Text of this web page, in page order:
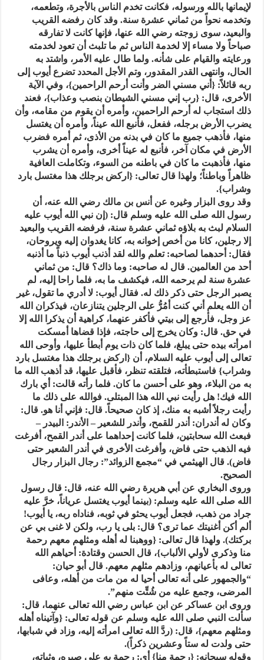
لإيمانها بالله ورسوله، فكانت تخدم الناس بالأجرة، وتطعمه،
وتخدمه نحواً من ثماني عشرة سنة. وقد كان رفضه القريب
والبعيد، سوى زوجته رضي الله عنها، فإنها كانت لا تفارقه
صباحاً ولا مساء إلا لخدمة الناس ثم ما تلبث أن تعود لخدمته
ورعايته والقيام على شأنه. ولما طال عليه الأمر، واشتد به
الحال، وانتهى القدر المقدور، وتم الأجل المحدد تضرع أيوب إلى
ربه قائلاً: {أني مسني الضر وأنت أرحم الراحمين}، وفي الآية
الأخرى، قال: {رب إني مسني الشيطان بنصب وعذاب}، فعند
ذلك استجاب له أرحم الراحمين، وأمره أن يقوم من مقامه، وأن
يضرب الأرض برجله، ففعل، فأنبع الله عيناً، وأمره أن يغتسل
منها، فأذهب جميع ما كان في بدنه من الأذى، ثم أمره فضرب
الأرض في مكان آخر، فأنبع له عيناً أخرى، وأمره أن يشرب
منها، فأذهبت ما كان في باطنه من السوء، وتكاملت العافية
ظاهراً وباطناً؛ ولهذا قال تعالى: {اركض برجلك هذا مغتسل بارد
وشراب}.
وقد روى البزار وغيره عن أنس بن مالك رضي الله عنه، أن
رسول الله صلى الله عليه وسلم قال: (إن نبي الله أيوب عليه
السلام لبث به بلاؤه ثماني عشرة سنة، فرفضه القريب والبعيد
إلا رجلين، كانا من أخص إخوانه به، كانا يغدوان إليه ويروحان،
فقال: أحدهما لصاحبه: تعلم والله لقد أذنب أيوب ذنباً ما أذنبه
أحد من العالمين. قال له صاحبه: وما ذاك؟ قال: من ثماني
عشرة سنة لم يرحمه الله، فيكشف ما به، فلما راحا إليه، لم
يصبر الرجل حتى ذكر ذلك له. فقال أيوب: لا أدري ما تقول، غير
أن الله يعلم أني كنت أمُرُّ على الرجلين يتنازعان، فيذكران الله
عز وجل، فأرجع إلى بيتي فأكفر عنهما، كراهية أن يذكرا الله إلا
في حق. قال: وكان يخرج إلى حاجته، فإذا قضاها أمسكت
امرأته بيده حتى يبلغ، فلما كان ذات يوم أبطأ عليها، وأوحى الله
تعالى إلى أيوب عليه السلام، أن {اركض برجلك هذا مغتسل بارد
وشراب} فاستبطأته، فتلقته تنظر، فأقبل عليها، قد أذهب الله ما
به من البلاء، وهو على أحسن ما كان. فلما رأته قالت: أي بارك
الله فيك! هل رأيت نبي الله هذا المبتلى. فوالله على ذلك ما
رأيت رجلاً أشبه به منك، إذ كان صحيحاً. قال: فإني أنا هو. قال:
وكان له أندران: أندر للقمح، وأندر للشعير – الأندر: البيدر –
فبعث الله سحابتين، فلما كانت إحداهما على أندر القمح، أفرغت
فيه الذهب حتى فاض، وأفرغت الأخرى في أندر الشعير حتى
فاض). قال الهيثمي في “مجمع الزوائد”: رجال البزار رجال
الصحيح.
وروى البخاري عن أبي هريرة رضي الله عنه، قال: قال رسول
الله صلى الله عليه وسلم: (بينما أيوب يغتسل عرياناً، خرَّ عليه
جراد من ذهب، فجعل أيوب يحثو في ثوبه، فناداه ربه، يا أيوب!
ألم أكن أغنيتك عما ترى؟ قال: بلى يا رب، ولكن لا غنى بي عن
بركتك). ولهذا قال تعالى: {ووهبنا له أهله ومثلهم معهم رحمة
منا وذكرى لأولي الألباب}، قال الحسن وقتادة: أحياهم الله
تعالى له بأعيانهم، وزادهم مثلهم معهم. قال أبو حيان:
“والجمهور على أنه تعالى أحيا له من مات من أهله، وعافى
المرضى، وجمع عليه من شُتِّت منهم”.
وروى ابن عساكر عن ابن عباس رضي الله تعالى عنهما، قال:
سألت النبي صلى الله عليه وسلم عن قوله تعالى: {وآتيناه أهله
ومثلهم معهم}، قال: (ردَّ الله تعالى امرأته إليه، وزاد في شبابها،
حتى ولدت له ستاً وعشرين ذكراً).
وقوله سبحانه: {رحمة منا} أي: رحمة به على صبره، وثباته،